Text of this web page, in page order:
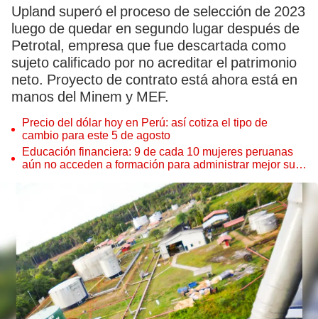
Upland superó el proceso de selección de 2023
luego de quedar en segundo lugar después de
Petrotal, empresa que fue descartada como
sujeto calificado por no acreditar el patrimonio
neto. Proyecto de contrato está ahora está en
manos del Minem y MEF.
Precio del dólar hoy en Perú: así cotiza el tipo de
cambio para este 5 de agosto
Educación financiera: 9 de cada 10 mujeres peruanas
aún no acceden a formación para administrar mejor su